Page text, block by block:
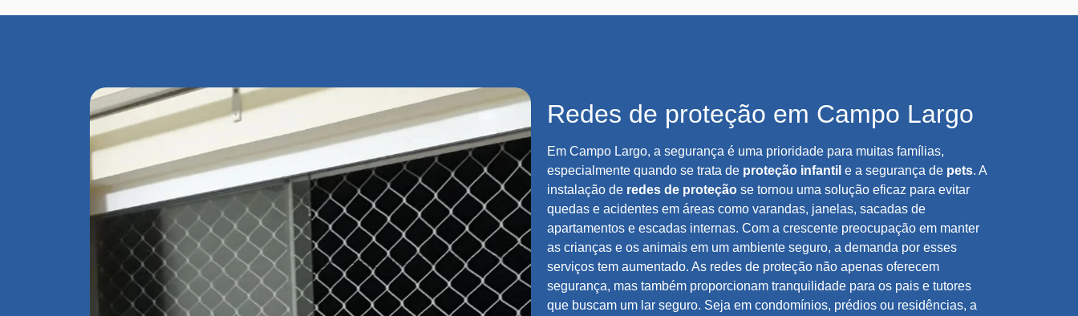
Redes de proteção em Campo Largo
Em Campo Largo, a segurança é uma prioridade para muitas famílias,
especialmente quando se trata de proteção infantil e a segurança de pets. A
instalação de redes de proteção se tornou uma solução eficaz para evitar
quedas e acidentes em áreas como varandas, janelas, sacadas de
apartamentos e escadas internas. Com a crescente preocupação em manter
as crianças e os animais em um ambiente seguro, a demanda por esses
serviços tem aumentado. As redes de proteção não apenas oferecem
segurança, mas também proporcionam tranquilidade para os pais e tutores
que buscam um lar seguro. Seja em condomínios, prédios ou residências, a